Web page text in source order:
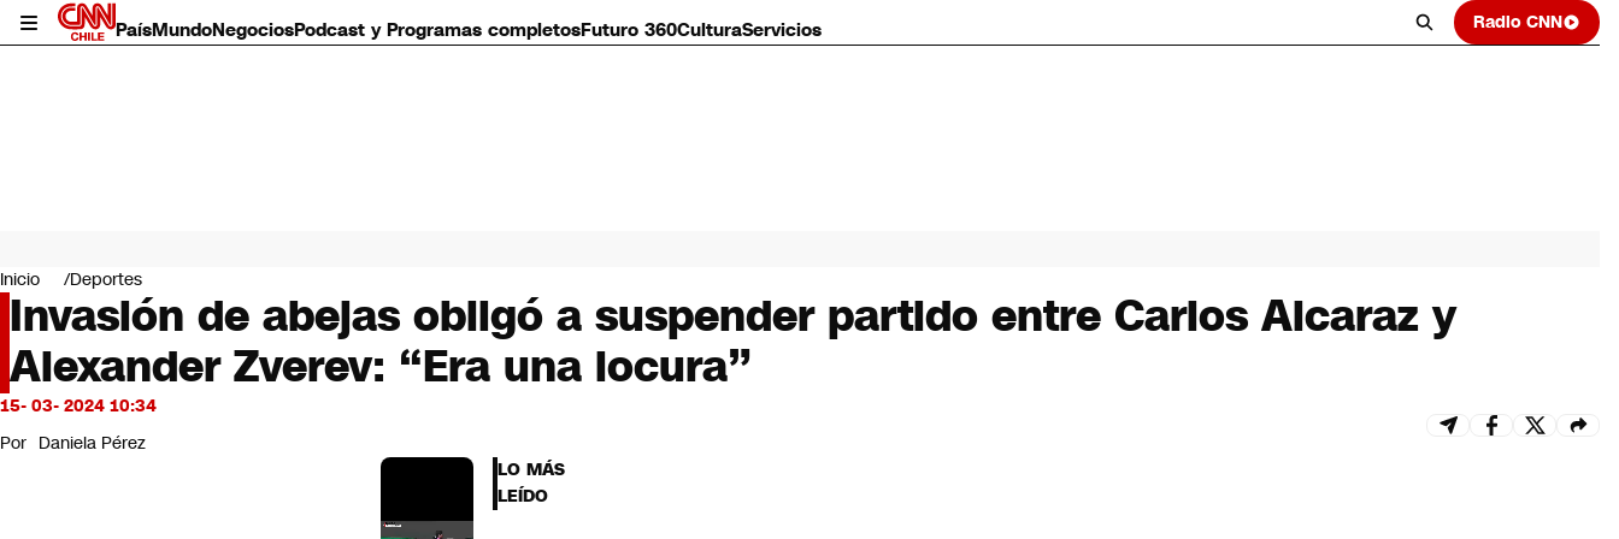
PaísMundoNegociosPodcast y Programas completosFuturo 360CulturaServicios Radio CNN
Mundo
Negocios
Deportes
Programas completos
Cultura
Servicios
Bits
CNN Data
Inicio Deportes
Invasión de abejas obligó a suspender partido entre Carlos Alcaraz y
Alexander Zverev: “Era una locura”
15- 03- 2024 10:34
Por Daniela Pérez
LO MÁS
LEÍDO